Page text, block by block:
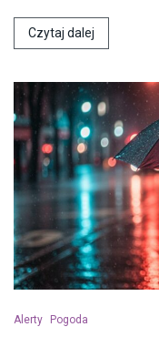
Czytaj dalej
Alerty Pogoda